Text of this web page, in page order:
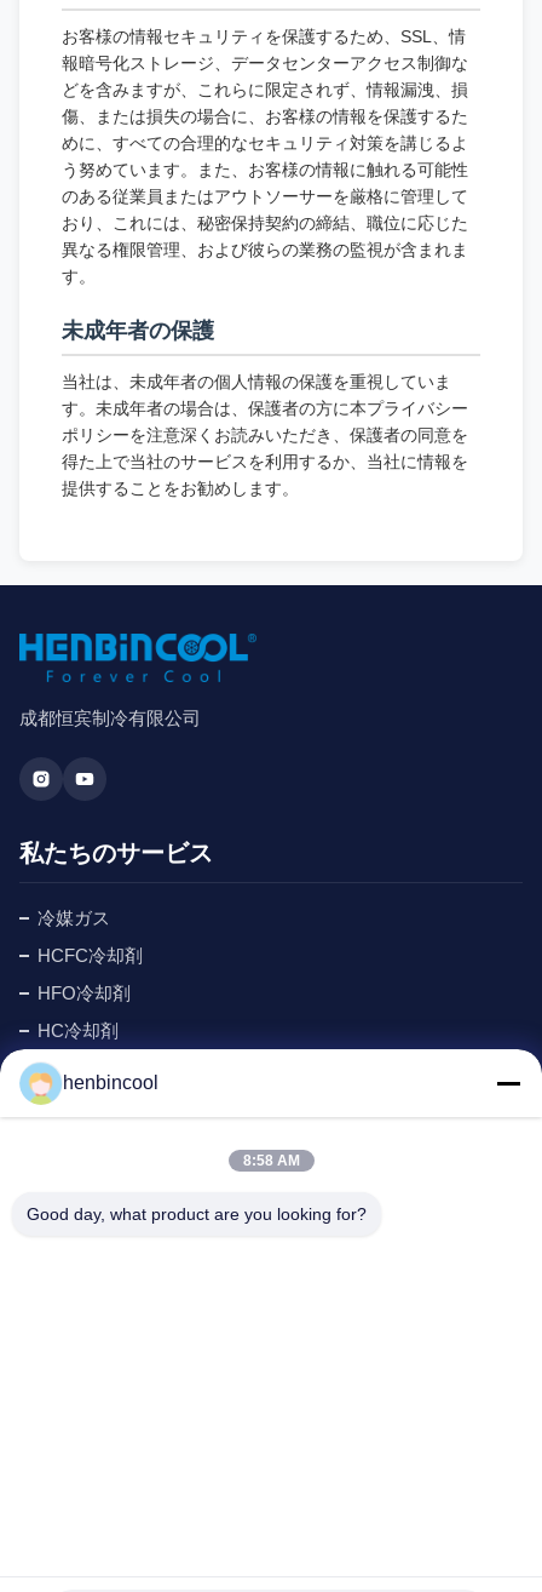
お客様の情報セキュリティを保護するため、SSL、情
報暗号化ストレージ、データセンターアクセス制御な
どを含みますが、これらに限定されず、情報漏洩、損
傷、または損失の場合に、お客様の情報を保護するた
めに、すべての合理的なセキュリティ対策を講じるよ
う努めています。また、お客様の情報に触れる可能性
のある従業員またはアウトソーサーを厳格に管理して
おり、これには、秘密保持契約の締結、職位に応じた
異なる権限管理、および彼らの業務の監視が含まれま
す。
未成年者の保護
当社は、未成年者の個人情報の保護を重視していま
す。未成年者の場合は、保護者の方に本プライバシー
ポリシーを注意深くお読みいただき、保護者の同意を
得た上で当社のサービスを利用するか、当社に情報を
提供することをお勧めします。
成都恒宾制冷有限公司
私たちのサービス
冷媒ガス
HCFC冷却剤
HFO冷却剤
HC冷却剤
サイクロペンタン 冷却剤
MAPPガス
冷凍部品
henbincool
8:58 AM
Good day, what product are you looking for?